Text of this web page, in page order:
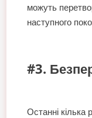
можуть
наступного
#3.
Останні кілька